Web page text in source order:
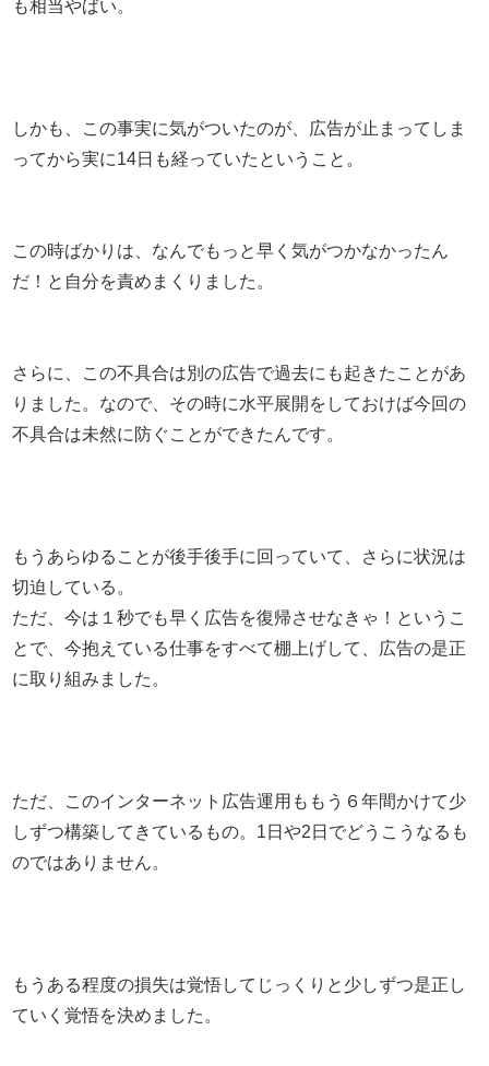
も相当やばい。
しかも、この事実に気がついたのが、広告が止まってしま
ってから実に14日も経っていたということ。
この時ばかりは、なんでもっと早く気がつかなかったん
だ！と自分を責めまくりました。
さらに、この不具合は別の広告で過去にも起きたことがあ
りました。なので、その時に水平展開をしておけば今回の
不具合は未然に防ぐことができたんです。
もうあらゆることが後手後手に回っていて、さらに状況は
切迫している。
ただ、今は１秒でも早く広告を復帰させなきゃ！というこ
とで、今抱えている仕事をすべて棚上げして、広告の是正
に取り組みました。
ただ、このインターネット広告運用ももう６年間かけて少
しずつ構築してきているもの。1日や2日でどうこうなるも
のではありません。
もうある程度の損失は覚悟してじっくりと少しずつ是正し
ていく覚悟を決めました。